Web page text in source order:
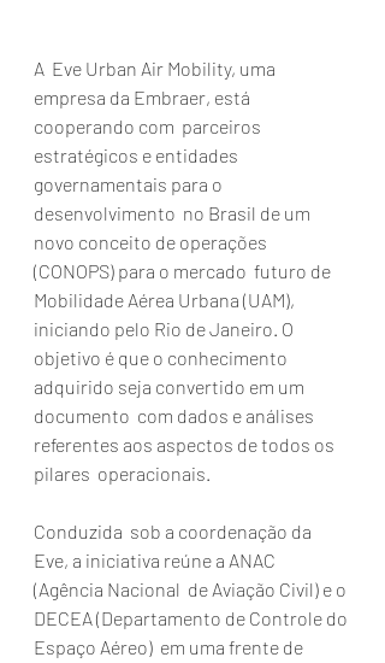
A  Eve Urban Air Mobility, uma
empresa da Embraer, está
cooperando com  parceiros
estratégicos e entidades
governamentais para o
desenvolvimento  no Brasil de um
novo conceito de operações
(CONOPS) para o mercado  futuro de
Mobilidade Aérea Urbana (UAM),
iniciando pelo Rio de Janeiro. O
objetivo é que o conhecimento
adquirido seja convertido em um
documento  com dados e análises
referentes aos aspectos de todos os
pilares  operacionais.
Conduzida  sob a coordenação da
Eve, a iniciativa reúne a ANAC
(Agência Nacional  de Aviação Civil) e o
DECEA (Departamento de Controle do
Espaço Aéreo)  em uma frente de